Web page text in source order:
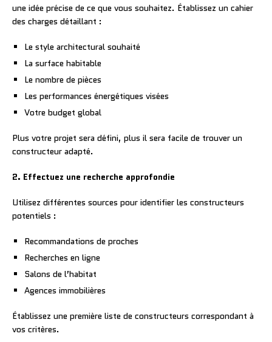
une idée précise de ce que vous souhaitez. Établissez un cahier
des charges détaillant :
Le style architectural souhaité
La surface habitable
Le nombre de pièces
Les performances énergétiques visées
Votre budget global
Plus votre projet sera défini, plus il sera facile de trouver un
constructeur adapté.
2. Effectuez une recherche approfondie
Utilisez différentes sources pour identifier les constructeurs
potentiels :
Recommandations de proches
Recherches en ligne
Salons de l’habitat
Agences immobilières
Établissez une première liste de constructeurs correspondant à
vos critères.